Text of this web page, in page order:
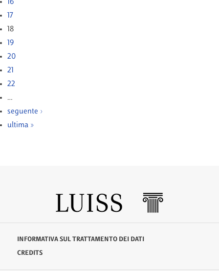
16
17
18
19
20
21
22
…
seguente ›
ultima »
INFORMATIVA SUL TRATTAMENTO DEI DATI
CREDITS